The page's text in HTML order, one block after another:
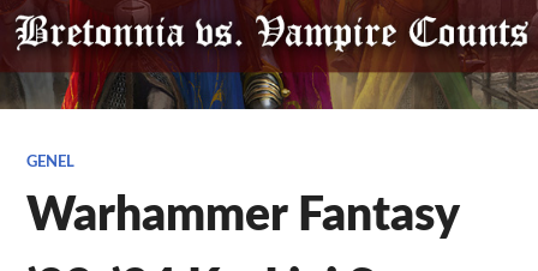
GENEL
Warhammer Fantasy